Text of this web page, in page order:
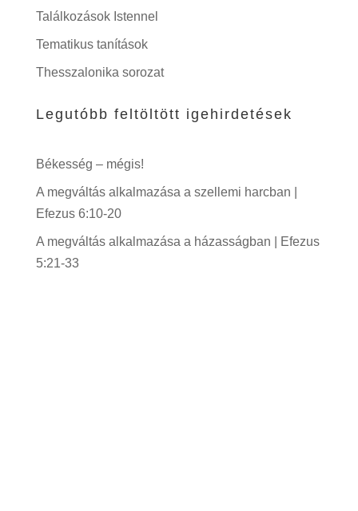
Találkozások Istennel
Tematikus tanítások
Thesszalonika sorozat
Legutóbb feltöltött igehirdetések
Békesség – mégis!
A megváltás alkalmazása a szellemi harcban |
Efezus 6:10-20
A megváltás alkalmazása a házasságban | Efezus
5:21-33